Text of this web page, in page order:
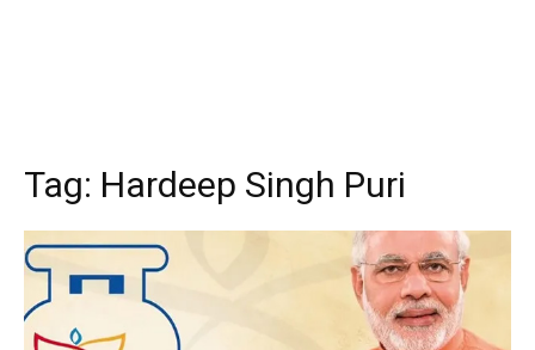
Tag: Hardeep Singh Puri